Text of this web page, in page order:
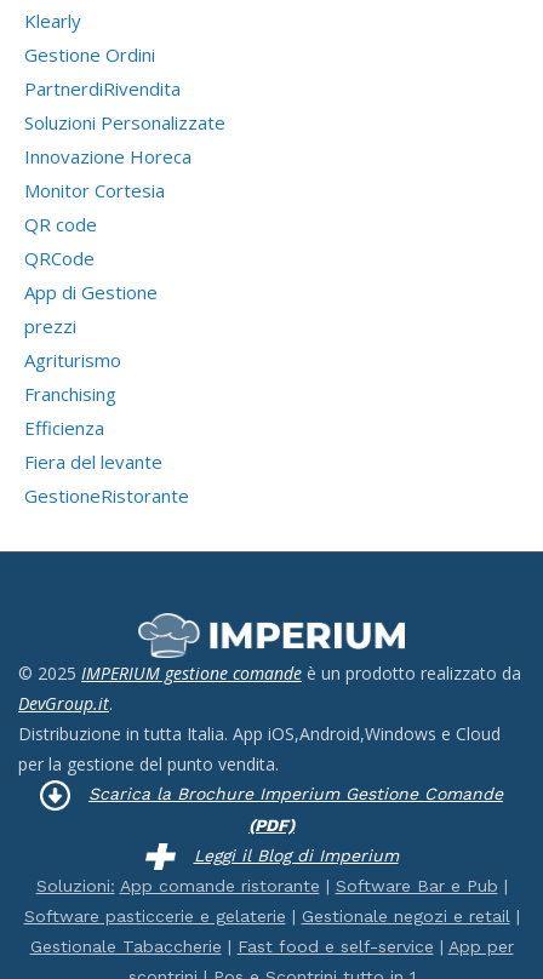
Klearly
Gestione Ordini
PartnerdiRivendita
Soluzioni Personalizzate
Innovazione Horeca
Monitor Cortesia
QR code
QRCode
App di Gestione
prezzi
Agriturismo
Franchising
Efficienza
Fiera del levante
GestioneRistorante
© 2025 IMPERIUM gestione comande è un prodotto realizzato da
DevGroup.it.
Distribuzione in tutta Italia. App iOS,Android,Windows e Cloud
per la gestione del punto vendita.
Scarica la Brochure Imperium Gestione Comande
(PDF)
Leggi il Blog di Imperium
Soluzioni: App comande ristorante | Software Bar e Pub |
Software pasticcerie e gelaterie | Gestionale negozi e retail |
Gestionale Tabaccherie | Fast food e self-service | App per